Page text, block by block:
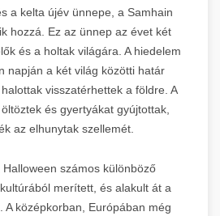
a kelta újév ünnepe, a Samhain
hozzá. Ez az ünnep az évet két
és a holtak világára. A hiedelem
napján a két világ közötti határ
visszatérhettek a földre. A
és gyertyákat gyújtottak,
az elhunytak szellemét.
számos különböző
merített, és alakult át a
A középkorban, Európában még